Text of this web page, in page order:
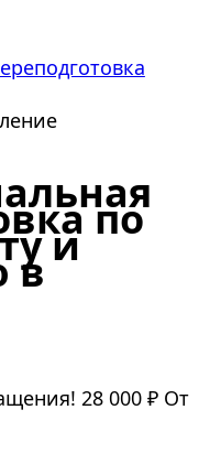
по
и
в
28 000 ₽ От